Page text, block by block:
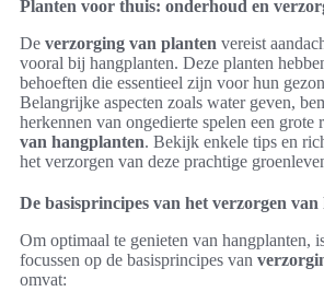
Planten voor thuis: onderhoud en
De verzorging van planten vereist
vooral bij hangplanten. Deze planten
behoeften die essentieel zijn voor hun
Belangrijke aspecten zoals water geven,
herkennen van ongedierte spelen een grote
van hangplanten. Bekijk enkele tips en
het verzorgen van deze prachtige
De basisprincipes van het verzorgen
Om optimaal te genieten van hangplanten,
focussen op de basisprincipes van
omvat: